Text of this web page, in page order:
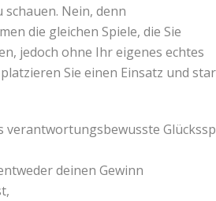
Nein, denn
die gleichen Spiele, die Sie
jedoch ohne Ihr eigenes echtes
Sie einen Einsatz und
verantwortungsbewusste
deinen Gewinn